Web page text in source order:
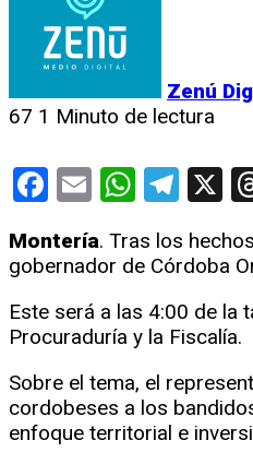
Zenú
67 1 Minuto de lectura
Facebook
Email X
Montería. Tras los
gobernador de Córdoba
Este será a las 4:00 de la
Procuraduría y la Fiscalía.
Sobre el tema, el
cordobeses a los
enfoque territorial e